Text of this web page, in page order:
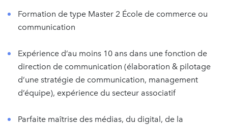
Formation de type Master 2 École de commerce ou
communication
Expérience d’au moins 10 ans dans une fonction de
direction de communication (élaboration & pilotage
d’une stratégie de communication, management
d’équipe), expérience du secteur associatif
Parfaite maîtrise des médias, du digital, de la